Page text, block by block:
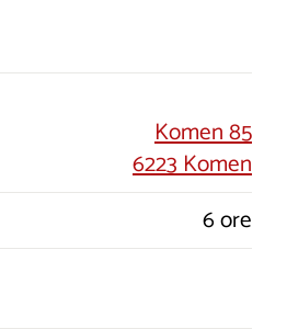
Komen 85
6223 Komen
6 ore